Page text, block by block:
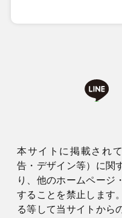
本サイトに掲載され
告・デザイン等）に関
り、他のホームページ
することを禁止します
る等して当サイトから